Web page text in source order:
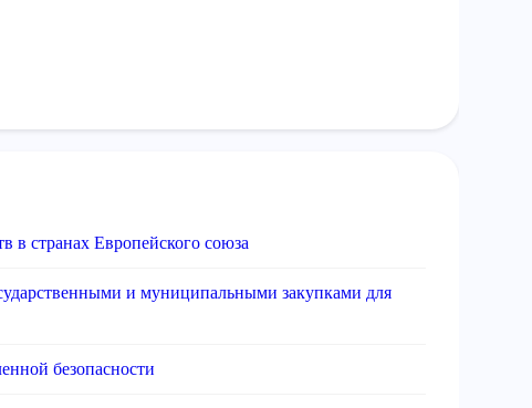
в странах Европейского союза
и муниципальными закупками для
безопасности